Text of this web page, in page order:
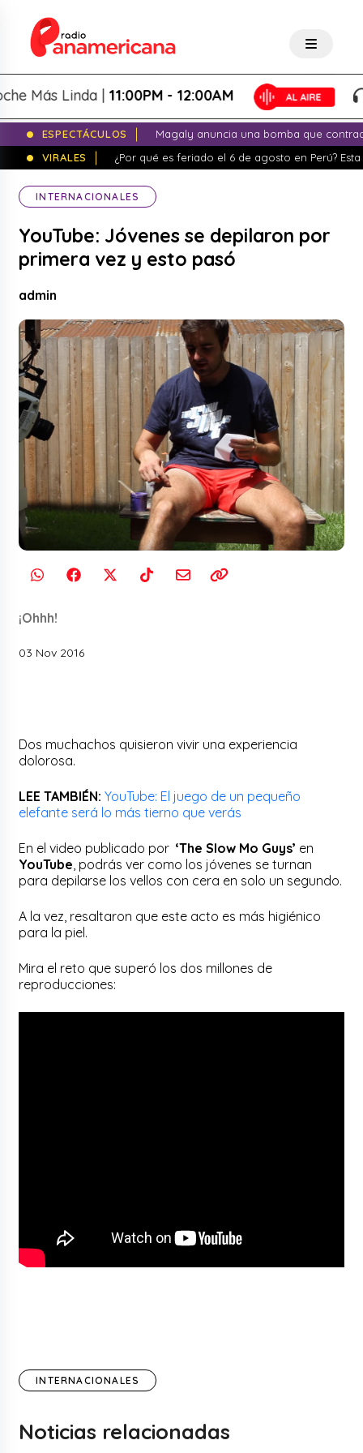
Linda |11:00PM - 12:00AM
ESPECTÁCULOS
Magaly anuncia una bomba que
VIRALES
¿Por qué es feriado el 6 de agosto en Perú?
INTERNACIONALES
YouTube: Jóvenes se depilaron por
primera vez y esto pasó
admin
¡Ohhh!
03 Nov 2016
Dos muchachos quisieron vivir una experiencia
dolorosa.
LEE TAMBIÉN: YouTube: El juego de un pequeño
elefante será lo más tierno que verás
En el video publicado por‘The Slow Mo Guys’ en
YouTube , podrás ver como los jóvenes se turnan
para depilarse los vellos con cera en solo un segundo.
A la vez, resaltaron que este acto es más higiénico
para la piel.
Mira el reto que superó los dos millones de
reproducciones:
INTERNACIONALES
Noticias relacionadas